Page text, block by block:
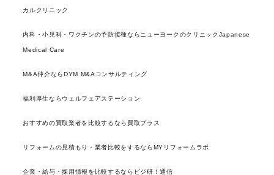
カルクリニック
内科・小児科・ワクチンの予防接種ならニューヨークのクリニックJapanese
Medical Care
M&A仲介ならDYM M&Aコンサルティング
福利厚生ならウェルフェアステーション
おすすめの買取業者を比較するなら買取プラス
リフォームの見積もり・業者比較をするならMYリフォームラボ
企業・給与・採用情報を比較するならビジ研！通信